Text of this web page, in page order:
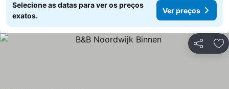
Selecione as datas para ver os preços
exatos.
Ver preços
Partilhar